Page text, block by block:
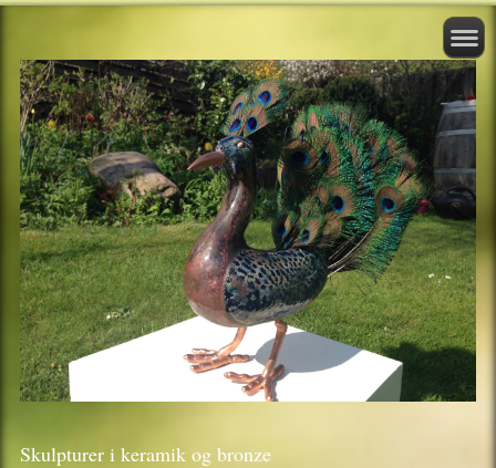
Skulpturer i keramik og bronze